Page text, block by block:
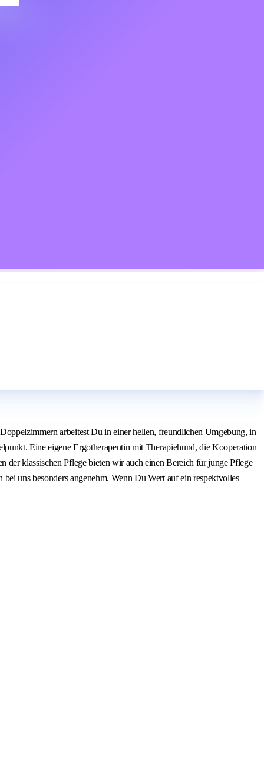
arbeitest Du in einer hellen, freundlichen Umgebung, in
Eine eigene Ergotherapeutin mit Therapiehund, die Kooperation
der klassischen Pflege bieten wir auch einen Bereich für junge Pflege
uns besonders angenehm. Wenn Du Wert auf ein respektvolles